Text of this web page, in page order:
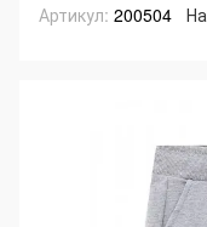
Артикул: 200504